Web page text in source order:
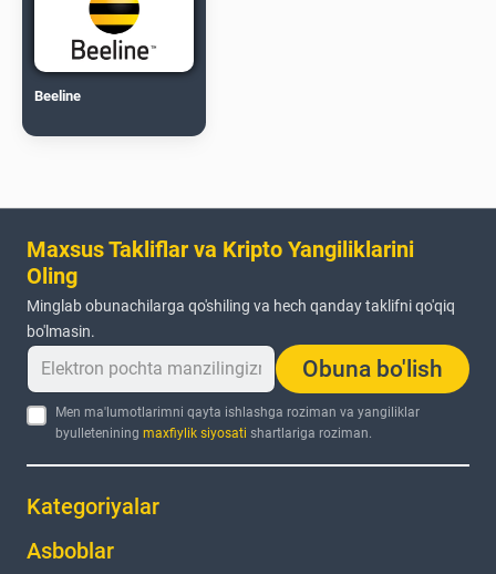
Beeline
Maxsus Takliflar va Kripto Yangiliklarini
Oling
Minglab obunachilarga qo'shiling va hech qanday taklifni qo'qiq
bo'lmasin.
Obuna bo'lish
Men ma'lumotlarimni qayta ishlashga roziman va yangiliklar
byulleteniningmaxfiylik siyosati shartlariga roziman.
Kategoriyalar
Asboblar